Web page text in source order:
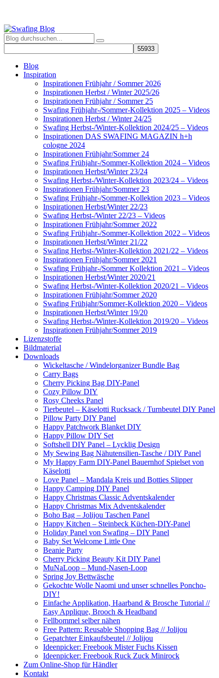
Blog
Inspiration
Inspirationen Frühjahr / Sommer 2026
Inspirationen Herbst / Winter 2025/26
Inspirationen Frühjahr / Sommer 25
Swafing Frühjahr-/Sommer-Kollektion 2025 – Videos
Inspirationen Herbst / Winter 24/25
Swafing Herbst-/Winter-Kollektion 2024/25 – Videos
Inspirationen DAS SWAFING MAGAZIN h+h
cologne 2024
Inspirationen Frühjahr/Sommer 24
Swafing Frühjahr-/Sommer-Kollektion 2024 – Videos
Inspirationen Herbst/Winter 23/24
Swafing Herbst-/Winter-Kollektion 2023/24 – Videos
Inspirationen Frühjahr/Sommer 23
Swafing Frühjahr-/Sommer-Kollektion 2023 – Videos
Inspirationen Herbst/Winter 22/23
Swafing Herbst-/Winter 22/23 – Videos
Inspirationen Frühjahr/Sommer 2022
Swafing Frühjahr-/Sommer-Kollektion 2022 – Videos
Inspirationen Herbst/Winter 21/22
Swafing Herbst-/Winter-Kollektion 2021/22 – Videos
Inspirationen Frühjahr/Sommer 2021
Swafing Frühjahr-/Sommer Kollektion 2021 – Videos
Inspirationen Herbst/Winter 2020/21
Swafing Herbst-/Winter-Kollektion 2020/21 – Videos
Inspirationen Frühjahr/Sommer 2020
Swafing Frühjahr/Sommer-Kollektion 2020 – Videos
Inspirationen Herbst/Winter 19/20
Swafing Herbst-/Winter-Kollektion 2019/20 – Videos
Inspirationen Frühjahr/Sommer 2019
Lizenzstoffe
Bildmaterial
Downloads
Wickeltasche / Windelorganizer Bundle Bag
Carry Bags
Cherry Picking Bag DIY-Panel
Cozy Pillow DIY
Rosy Cheeks Panel
Tierbeutel – Käselotti Rucksack / Turnbeutel DIY Panel
Pillow Party DIY Panel
Happy Patchwork Blanket DIY
Happy Pillow DIY Set
Softshell DIY Panel – Lycklig Design
My Sewing Bag Nähutensilien-Tasche / DIY Panel
My Happy Farm DIY-Panel Bauernhof Spielset von
Käselotti
Love Panel – Mandala Kreis und Botties Slipper
Happy Camping DIY Panel
Happy Christmas Classic Adventskalender
Happy Christmas Mix Adventskalender
Boho Bag – Jolijou Taschen Panel
Happy Kitchen – Steinbeck Küchen-DIY-Panel
Holiday Panel von Swafing – DIY Panel
Baby Set Welcome Little One
Beanie Party
Cherry Picking Beauty Kit DIY Panel
MuNaLoop – Mund-Nasen-Loop
Spring Joy Bettwäsche
Gekochte Wolle Naomi und unser schnelles Poncho-
DIY!
Einfache Applikation, Haarband & Brosche Tutorial //
Easy Applique, Brooch & Headband
Fellbommel selber nähen
Free Pattern: Reusable Shopping Bag // Jolijou
Gepatchter Einkaufsbeutel // Jolijou
Ideenpicker: Freebook Mister Fuchs Kissen
Ideenpicker: Freebook Ruck Zuck Minirock
Zum Online-Shop für Händler
Kontakt